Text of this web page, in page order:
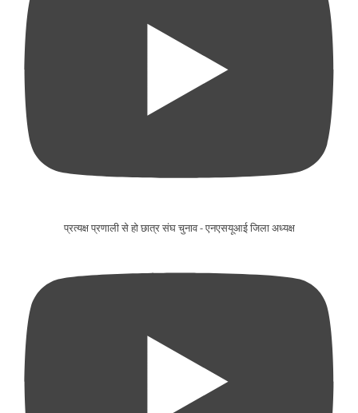
प्रत्यक्ष प्रणाली से हो छात्र संघ चुनाव - एनएसयूआई जिला अध्यक्ष